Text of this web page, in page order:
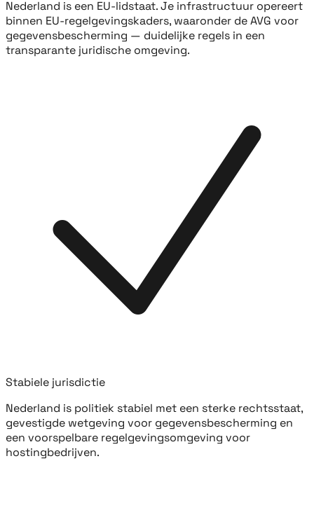
Nederland is een EU-lidstaat. Je infrastructuur opereert
binnen EU-regelgevingskaders, waaronder de AVG voor
gegevensbescherming — duidelijke regels in een
transparante juridische omgeving.
Stabiele jurisdictie
Nederland is politiek stabiel met een sterke rechtsstaat,
gevestigde wetgeving voor gegevensbescherming en
een voorspelbare regelgevingsomgeving voor
hostingbedrijven.